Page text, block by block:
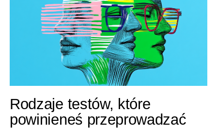
Rodzaje testów, które
powinieneś przeprowadzać